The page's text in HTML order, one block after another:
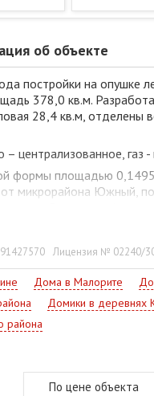
об объекте
постройки на опушке
378,0 кв.м.
28,4 кв.м,
– централизованное,
формы площадью
от микрорайона Южный,
Развита
и молодёжи Брестского
- звоните по указанным
Лицензия № 02240/
Дома в Малорите
Домики в деревнях
района
По цене объекта